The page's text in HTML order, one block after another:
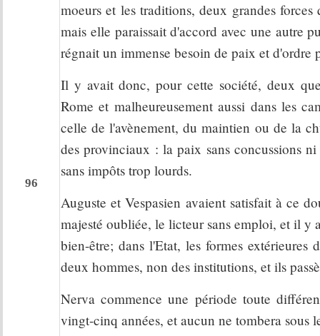
96
moeurs et les traditions, deux grandes forces
mais elle paraissait d'accord avec une autre
régnait un immense besoin de paix et d'ordre
Il y avait donc, pour cette société, deux
Rome et malheureusement aussi dans les
celle de l'avènement, du maintien ou de la
des provinciaux : la paix sans concussions
sans impôts trop lourds.
Auguste et Vespasien avaient satisfait à ce
majesté oubliée, le licteur sans emploi, et il y
bien-être; dans l'Etat, les formes extérieures
deux hommes, non des institutions, et ils
Nerva commence une période toute
vingt-cinq années, et aucun ne tombera sous